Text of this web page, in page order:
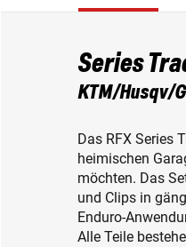
Series
KTM/Husqv/
Das RFX Series
heimischen
möchten. Das
und Clips in
Alle Teile